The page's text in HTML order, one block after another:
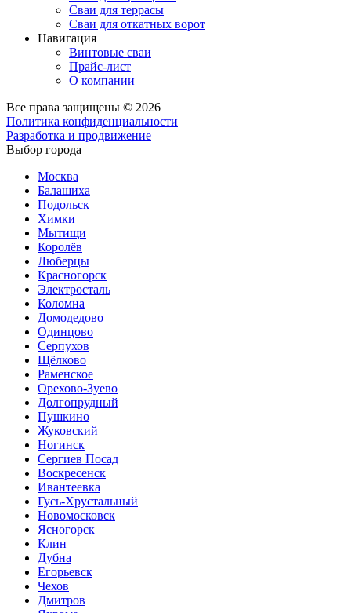
Сваи для террасы
Сваи для откатных ворот
Навигация
Винтовые сваи
Прайс-лист
О компании
Все права защищены © 2026
Политика конфиденциальности
Разработка и продвижение
Выбор города
Москва
Балашиха
Подольск
Химки
Мытищи
Королёв
Люберцы
Красногорск
Электросталь
Коломна
Домодедово
Одинцово
Серпухов
Щёлково
Раменское
Орехово-Зуево
Долгопрудный
Пушкино
Жуковский
Ногинск
Сергиев Посад
Воскресенск
Ивантеевка
Гусь-Хрустальный
Новомосковск
Ясногорск
Клин
Дубна
Егорьевск
Чехов
Дмитров